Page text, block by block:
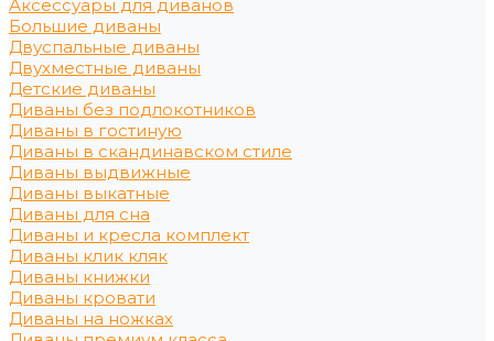
Аксессуары для диванов
Большие диваны
Двуспальные диваны
Двухместные диваны
Детские диваны
Диваны без подлокотников
Диваны в гостиную
Диваны в скандинавском стиле
Диваны выдвижные
Диваны выкатные
Диваны для сна
Диваны и кресла комплект
Диваны клик кляк
Диваны книжки
Диваны кровати
Диваны на ножках